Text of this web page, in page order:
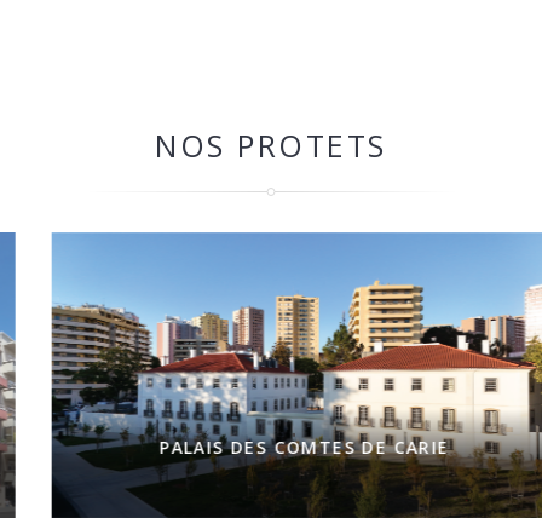
NOS PROTETS
PALAIS DES COMTES DE CARIE